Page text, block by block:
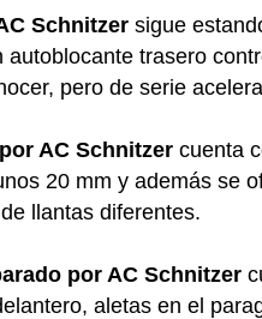
Schnitzer sigue
trasero
pero de serie
AC Schnitzer cuenta
20 mm y además se
llantas diferentes.
por AC Schnitzer
aletas en el